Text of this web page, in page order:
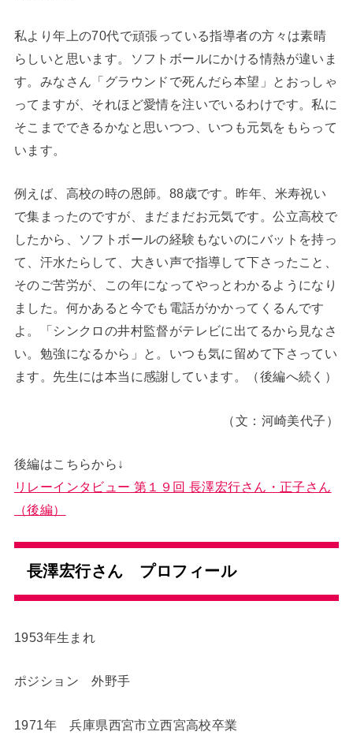
私より年上の70代で頑張っている指導者の方々は素晴
らしいと思います。ソフトボールにかける情熱が違いま
す。みなさん「グラウンドで死んだら本望」とおっしゃ
ってますが、それほど愛情を注いでいるわけです。私に
そこまでできるかなと思いつつ、いつも元気をもらって
います。
例えば、高校の時の恩師。88歳です。昨年、米寿祝い
で集まったのですが、まだまだお元気です。公立高校で
したから、ソフトボールの経験もないのにバットを持っ
て、汗水たらして、大きい声で指導して下さったこと、
そのご苦労が、この年になってやっとわかるようになり
ました。何かあると今でも電話がかかってくるんです
よ。「シンクロの井村監督がテレビに出てるから見なさ
い。勉強になるから」と。いつも気に留めて下さってい
ます。先生には本当に感謝しています。（後編へ続く）
（文：河崎美代子）
後編はこちらから↓
リレーインタビュー 第１９回 長澤宏行さん・正子さん
（後編）
長澤宏行さん プロフィール
1953年生まれ
ポジション 外野手
1971年 兵庫県西宮市立西宮高校卒業